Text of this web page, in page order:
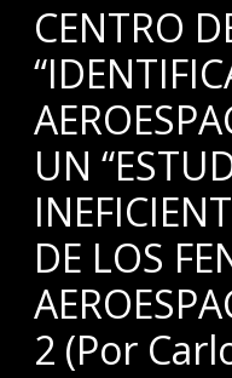
CENTRO
UN
DE LOS
2 (Por